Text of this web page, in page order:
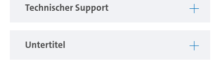
Technischer Support
Untertitel